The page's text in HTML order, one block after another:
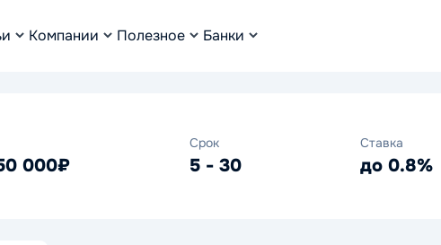
Компании Полезное Банки
000₽
Срок
5 - 30
Ставка
до 0.8%